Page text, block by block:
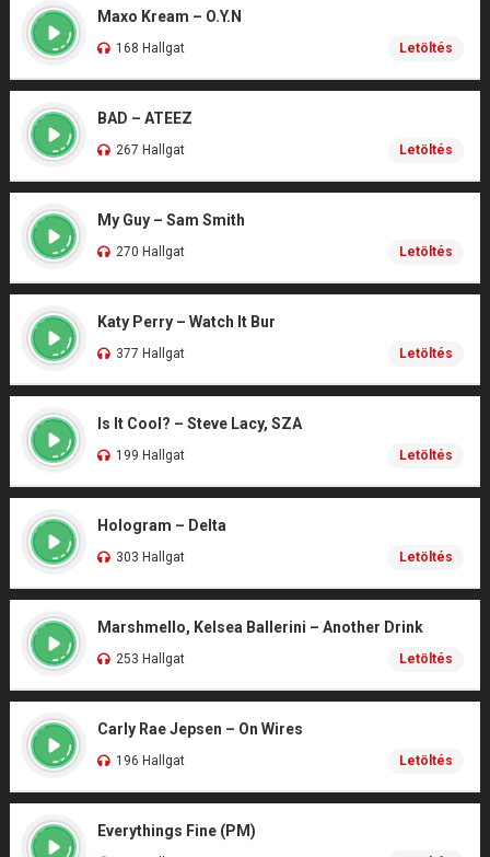
Maxo Kream – O.Y.N
168 Hallgat Letöltés
BAD – ATEEZ
267 Hallgat Letöltés
My Guy – Sam Smith
270 Hallgat Letöltés
Katy Perry – Watch It Bur
377 Hallgat Letöltés
Is It Cool? – Steve Lacy, SZA
199 Hallgat Letöltés
Hologram – Delta
303 Hallgat Letöltés
Marshmello, Kelsea Ballerini – Another Drink
253 Hallgat Letöltés
Carly Rae Jepsen – On Wires
196 Hallgat Letöltés
Everythings Fine (PM)